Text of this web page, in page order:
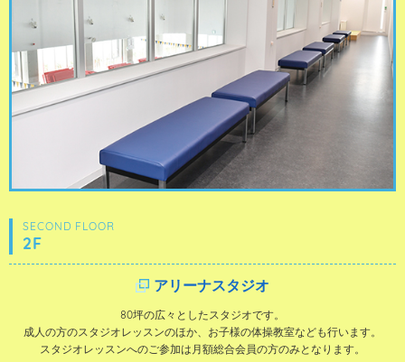
SECOND FLOOR
2F
アリーナスタジオ
80坪の広々としたスタジオです。
成人の方のスタジオレッスンのほか、お子様の体操教室なども行います。
スタジオレッスンへのご参加は月額総合会員の方のみとなります。